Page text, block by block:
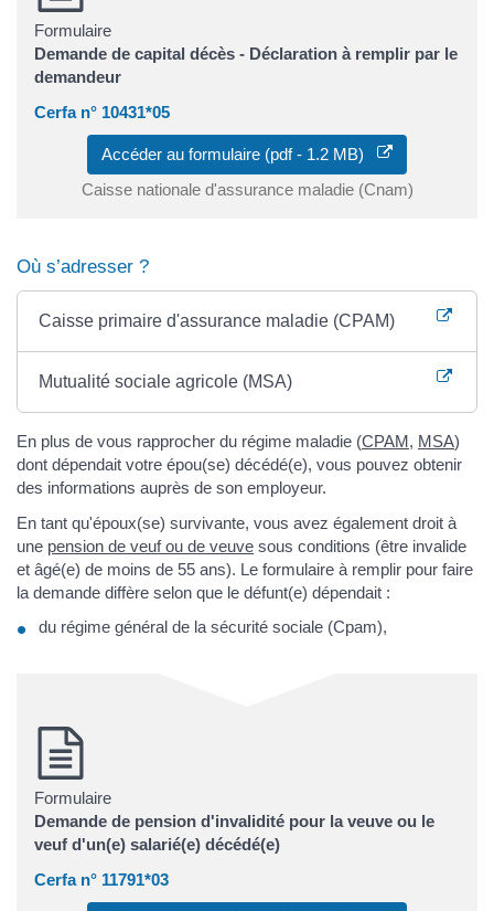
Formulaire
Demande de capital décès - Déclaration à remplir par le
demandeur
Cerfa n° 10431*05
Accéder au formulaire (pdf - 1.2 MB)
Caisse nationale d'assurance maladie (Cnam)
Où s’adresser ?
Caisse primaire d'assurance maladie (CPAM)
Mutualité sociale agricole (MSA)
En plus de vous rapprocher du régime maladie (CPAM, MSA)
dont dépendait votre épou(se) décédé(e), vous pouvez obtenir
des informations auprès de son employeur.
En tant qu'époux(se) survivante, vous avez également droit à
une pension de veuf ou de veuve sous conditions (être invalide
et âgé(e) de moins de 55 ans). Le formulaire à remplir pour faire
la demande diffère selon que le défunt(e) dépendait :
du régime général de la sécurité sociale (Cpam),
Formulaire
Demande de pension d'invalidité pour la veuve ou le
veuf d'un(e) salarié(e) décédé(e)
Cerfa n° 11791*03